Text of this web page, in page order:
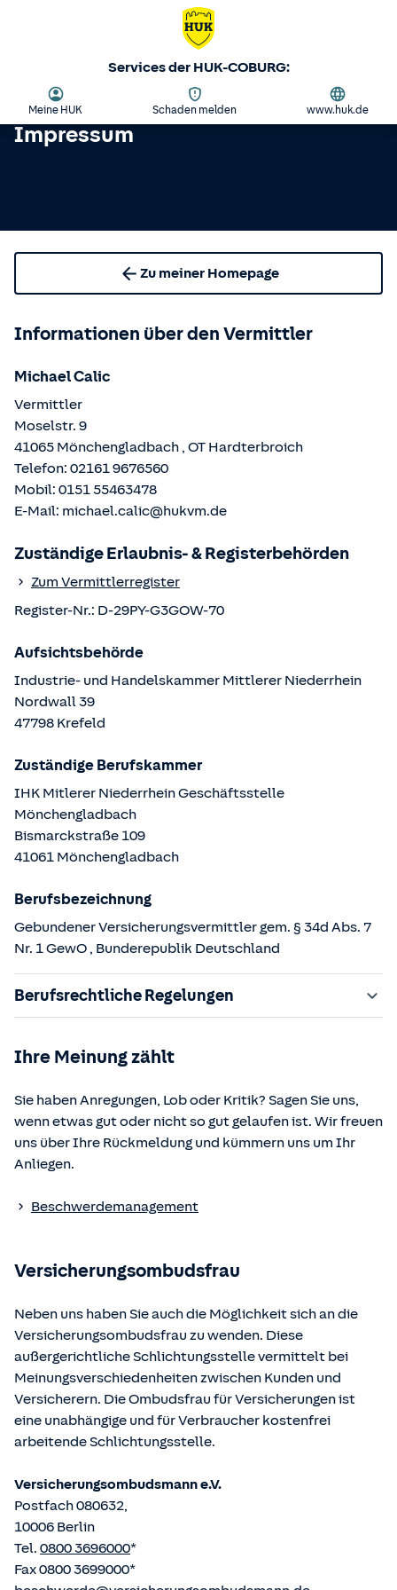
Services der HUK-COBURG:
Meine HUK Schaden melden www.huk.de
Impressum
Zu meiner Homepage
Informationen über den Vermittler
Michael Calic
Vermittler
Moselstr. 9
41065 Mönchengladbach , OT Hardterbroich
Telefon: 02161 9676560
Mobil: 0151 55463478
E-Mail: michael.calic@hukvm.de
Zuständige Erlaubnis- & Registerbehörden
Zum Vermittlerregister
Register-Nr.: D-29PY-G3GOW-70
Aufsichtsbehörde
Industrie- und Handelskammer Mittlerer Niederrhein
Nordwall39
47798 Krefeld
Zuständige Berufskammer
IHK Mitlerer Niederrhein Geschäftsstelle
Mönchengladbach
Bismarckstraße 109
41061 Mönchengladbach
Berufsbezeichnung
Gebundener Versicherungsvermittler gem. § 34d Abs. 7
Nr. 1 GewO , Bunderepublik Deutschland
Berufsrechtliche Regelungen
§§ 59 – 68 Gesetz über den Versicherungsvertrag
§ 48b Versicherungsaufsichtsgesetz (VAG)
Verordnung über die Versicherungsvermittlung und -
Die berufsrechtlichen Regelungen können über die vom
eingesehen und abgerufen werden.
Ihre Meinung zählt
Sie haben Anregungen, Lob oder Kritik? Sagen Sie uns,
wenn etwas gut oder nicht so gut gelaufen ist. Wir freuen
uns über Ihre Rückmeldung und kümmern uns um Ihr
Anliegen.
Beschwerdemanagement
Versicherungsombudsfrau
Neben uns haben Sie auch die Möglichkeit sich an die
Versicherungsombudsfrau zu wenden. Diese
außergerichtliche Schlichtungsstelle vermittelt bei
Meinungsverschiedenheiten zwischen Kunden und
Versicherern. Die Ombudsfrau für Versicherungen ist
eine unabhängige und für Verbraucher kostenfrei
arbeitende Schlichtungsstelle.
Versicherungsombudsmann e.V.
Postfach 080632,
10006 Berlin
Tel. 0800 3696000*
Fax 0800 3699000*